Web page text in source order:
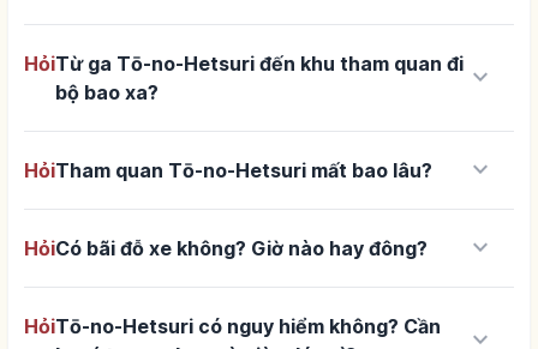
HỏiTừ ga Tō-no-Hetsuri đến khu tham quan đi
bộ bao xa?
keyboard_arrow_down
HỏiTham quan Tō-no-Hetsuri mất bao lâu? keyboard_arrow_down
HỏiCó bãi đỗ xe không? Giờ nào hay đông? keyboard_arrow_down
HỏiTō-no-Hetsuri có nguy hiểm không? Cần
keyboard_arrow_down